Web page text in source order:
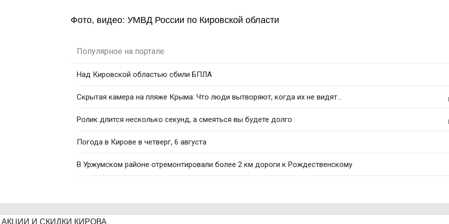
Фото, видео: УМВД России по Кировской области
Популярное на портале
Над Кировской областью сбили БПЛА
Скрытая камера на пляже Крыма: Что люди вытворяют, когда их не видят...
Ролик длится несколько секунд, а смеяться вы будете долго
Погода в Кирове в четверг, 6 августа
В Уржумском районе отремонтировали более 2 км дороги к Рождественскому
АКЦИИ И СКИДКИ КИРОВА